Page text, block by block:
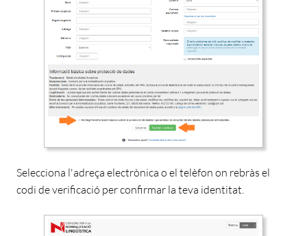
Selecciona l'adreça electrònica o el telèfon on rebràs el
codi de verificació per confirmar la teva identitat.